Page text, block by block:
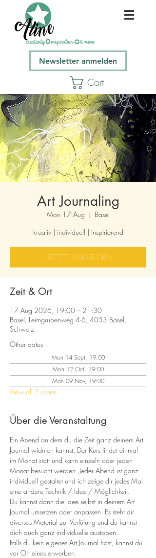
Newsletter anmelden
Cart
Art Journaling
Mon 17 Aug
  |
Basel
kreativ | individuell | inspirierend
jetzt anmelden
Zeit & Ort
17 Aug 2026, 19:00 – 21:30
Basel, Leimgrubenweg 4-6, 4053 Basel,
Schweiz
Other dates
Mon 14 Sept, 19:00
Mon 12 Oct, 19:00
Mon 09 Nov, 19:00
View all 5 dates
Über die Veranstaltung
Ein Abend an dem du die Zeit ganz deinem Art
Journal widmen kannst. Der Kurs findet einmal
im Monat statt und kann einzeln oder jeden
Monat besucht werden. Jeder Abend ist ganz
individuell gestaltet und ich zeige dir jedes Mal
eine andere Technik / Idee / Möglichkeit.
Du kannst dann die Idee selbst in deinem Art
Journal umsetzen oder anpassen. Es steht dir
diverses Material zur Verfüfung und du kannst
dich auch ganz individuelle austoben.
Falls du kein eigenes Art Journal hast, kannst du
vor Ort eines erwerben.